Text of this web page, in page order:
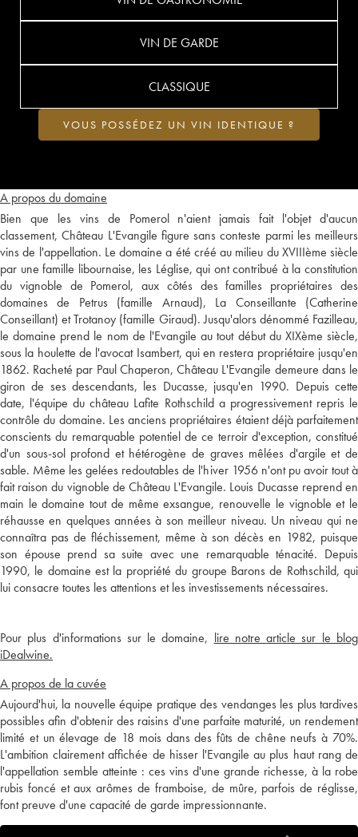
A propos du domaine
Bien que les vins de Pomerol n'aient jamais fait l'objet d'aucun
classement, Château L'Evangile figure sans conteste parmi les meilleurs
vins de l'appellation. Le domaine a été créé au milieu du XVIIIème siècle
par une famille libournaise, les Léglise, qui ont contribué à la constitution
du vignoble de Pomerol, aux côtés des familles propriétaires des
domaines de Petrus (famille Arnaud), La Conseillante (Catherine
Conseillant) et Trotanoy (famille Giraud). Jusqu'alors dénommé Fazilleau,
le domaine prend le nom de l'Evangile au tout début du XIXème siècle,
sous la houlette de l'avocat Isambert, qui en restera propriétaire jusqu'en
1862. Racheté par Paul Chaperon, Château L'Evangile demeure dans le
giron de ses descendants, les Ducasse, jusqu'en 1990. Depuis cette
date, l'équipe du château Lafite Rothschild a progressivement repris le
contrôle du domaine. Les anciens propriétaires étaient déjà parfaitement
conscients du remarquable potentiel de ce terroir d'exception, constitué
d'un sous-sol profond et hétérogène de graves mêlées d'argile et de
sable. Même les gelées redoutables de l'hiver 1956 n'ont pu avoir tout à
fait raison du vignoble de Château L'Evangile. Louis Ducasse reprend en
main le domaine tout de même exsangue, renouvelle le vignoble et le
réhausse en quelques années à son meilleur niveau. Un niveau qui ne
connaîtra pas de fléchissement, même à son décès en 1982, puisque
son épouse prend sa suite avec une remarquable ténacité. Depuis
1990, le domaine est la propriété du groupe Barons de Rothschild, qui
lui consacre toutes les attentions et les investissements nécessaires.
Pour plus d'informations sur le domaine, lire notre article sur le blog
iDealwine.
A propos de la cuvée
Aujourd'hui, la nouvelle équipe pratique des vendanges les plus tardives
possibles afin d'obtenir des raisins d'une parfaite maturité, un rendement
limité et un élevage de 18 mois dans des fûts de chêne neufs à 70%.
L'ambition clairement affichée de hisser l'Evangile au plus haut rang de
l'appellation semble atteinte : ces vins d'une grande richesse, à la robe
rubis foncé et aux arômes de framboise, de mûre, parfois de réglisse,
font preuve d'une capacité de garde impressionnante.
VIN DE GARDE
CLASSIQUE
VOUS POSSÉDEZ UN VIN IDENTIQUE ?